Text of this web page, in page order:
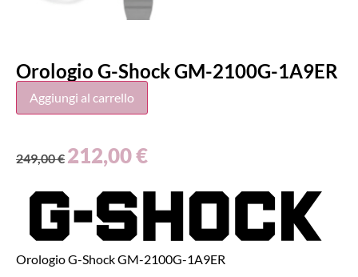
Orologio G-Shock GM-2100G-1A9ER
Aggiungi al carrello
249,00€ 212,00€
Orologio G-Shock GM-2100G-1A9ER